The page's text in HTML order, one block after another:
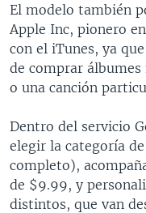
El modelo también
Apple Inc, pionero
con el iTunes, ya
de comprar álbumes
o una canción
Dentro del servicio
elegir la categoría
completo),
de $9.99, y
distintos, que van